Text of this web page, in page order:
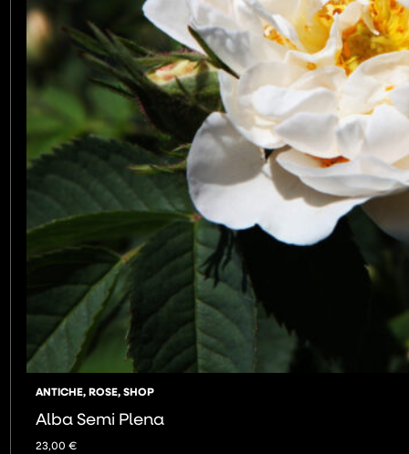
ANTICHE,ROSE,SHOP
Alba Semi Plena
23,00 €